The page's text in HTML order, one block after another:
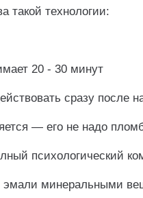
такой технологии:
20 - 30 минут
сразу после
— его не надо
психологический
минеральными